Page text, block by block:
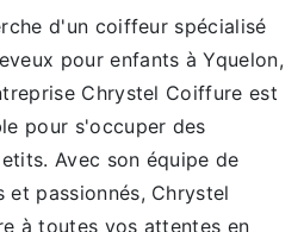
d'un coiffeur spécialisé
pour enfants à Yquelon,
Chrystel Coiffure est
pour s'occuper des
Avec son équipe de
passionnés, Chrystel
à toutes vos attentes en